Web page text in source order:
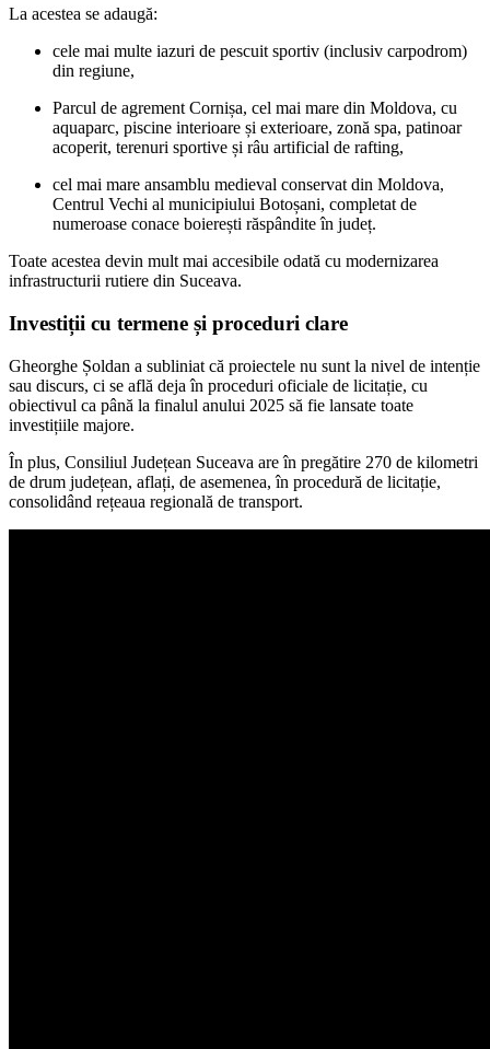
La acestea se adaugă:
cele mai multe iazuri de pescuit sportiv (inclusiv carpodrom)
din regiune,
Parcul de agrement Cornișa, cel mai mare din Moldova, cu
aquaparc, piscine interioare și exterioare, zonă spa, patinoar
acoperit, terenuri sportive și râu artificial de rafting,
cel mai mare ansamblu medieval conservat din Moldova,
Centrul Vechi al municipiului Botoșani, completat de
numeroase conace boierești răspândite în județ.
Toate acestea devin mult mai accesibile odată cu modernizarea
infrastructurii rutiere din Suceava.
Investiții cu termene și proceduri clare
Gheorghe Șoldan a subliniat că proiectele nu sunt la nivel de intenție
sau discurs, ci se află deja în proceduri oficiale de licitație, cu
obiectivul ca până la finalul anului 2025 să fie lansate toate
investițiile majore.
În plus, Consiliul Județean Suceava are în pregătire 270 de kilometri
de drum județean, aflați, de asemenea, în procedură de licitație,
consolidând rețeaua regională de transport.